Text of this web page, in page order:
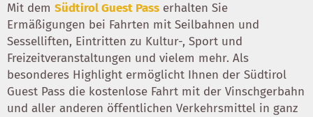
Mit dem Südtirol Guest Pass erhalten Sie
Ermäßigungen bei Fahrten mit Seilbahnen und
Sesselliften, Eintritten zu Kultur-, Sport und
Freizeitveranstaltungen und vielem mehr. Als
besonderes Highlight ermöglicht Ihnen der Südtirol
Guest Pass die kostenlose Fahrt mit der Vinschgerbahn
und aller anderen öffentlichen Verkehrsmittel in ganz